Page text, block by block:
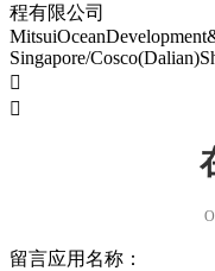
程有限公司
Singapore/


留言应用名称：